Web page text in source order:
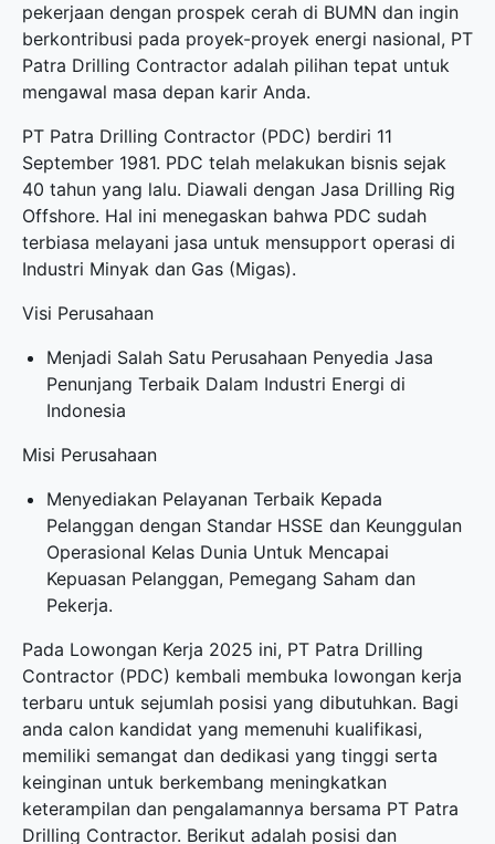
pekerjaan dengan prospek cerah di BUMN dan ingin
berkontribusi pada proyek-proyek energi nasional, PT
Patra Drilling Contractor adalah pilihan tepat untuk
mengawal masa depan karir Anda.
PT Patra Drilling Contractor (PDC) berdiri 11
September 1981. PDC telah melakukan bisnis sejak
40 tahun yang lalu. Diawali dengan Jasa Drilling Rig
Offshore. Hal ini menegaskan bahwa PDC sudah
terbiasa melayani jasa untuk mensupport operasi di
Industri Minyak dan Gas (Migas).
Visi Perusahaan
Menjadi Salah Satu Perusahaan Penyedia Jasa
Penunjang Terbaik Dalam Industri Energi di
Indonesia
Misi Perusahaan
Menyediakan Pelayanan Terbaik Kepada
Pelanggan dengan Standar HSSE dan Keunggulan
Operasional Kelas Dunia Untuk Mencapai
Kepuasan Pelanggan, Pemegang Saham dan
Pekerja.
Pada Lowongan Kerja 2025 ini, PT Patra Drilling
Contractor (PDC) kembali membuka lowongan kerja
terbaru untuk sejumlah posisi yang dibutuhkan. Bagi
anda calon kandidat yang memenuhi kualifikasi,
memiliki semangat dan dedikasi yang tinggi serta
keinginan untuk berkembang meningkatkan
keterampilan dan pengalamannya bersama PT Patra
Drilling Contractor. Berikut adalah posisi dan